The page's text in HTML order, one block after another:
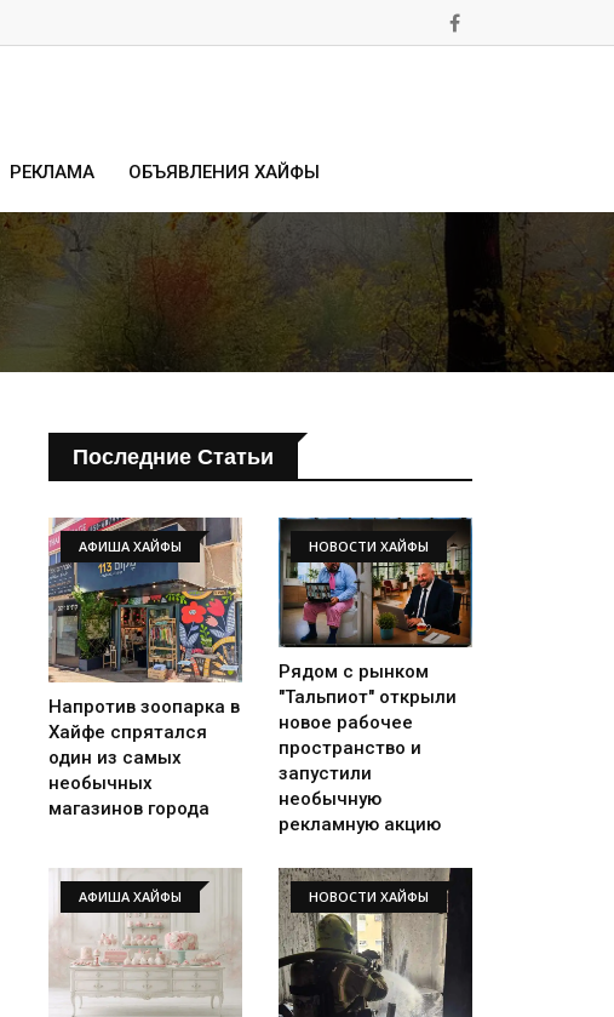
РЕКЛАМА ОБЪЯВЛЕНИЯ ХАЙФЫ
Последние Статьи
АФИША ХАЙФЫ
Напротив зоопарка в
Хайфе спрятался
один из самых
необычных
магазинов города
НОВОСТИ ХАЙФЫ
Рядом с рынком
"Тальпиот" открыли
новое рабочее
пространство и
запустили
необычную
рекламную акцию
АФИША ХАЙФЫ НОВОСТИ ХАЙФЫ